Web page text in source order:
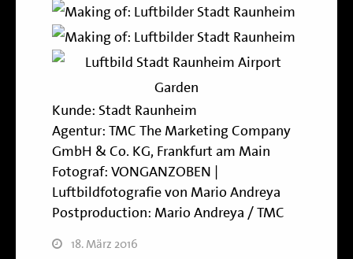
Kunde: Stadt Raunheim
Agentur: TMC The Marketing Company
GmbH & Co. KG, Frankfurt am Main
Fotograf: VONGANZOBEN |
Luftbildfotografie von Mario Andreya
Postproduction: Mario Andreya / TMC
18. März 2016